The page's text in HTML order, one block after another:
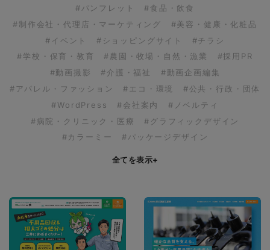
#パンフレット
#食品・飲食
#制作会社・代理店・マーケティング
#美容・健康・化粧品
#イベント
#ショッピングサイト
#チラシ
#学校・保育・教育
#農園・牧場・自然・漁業
#採用PR
#動画撮影
#介護・福祉
#動画企画編集
#アパレル・ファッション
#エコ・環境
#公共・行政・団体
#WordPress
#会社案内
#ノベルティ
#病院・クリニック・医療
#グラフィックデザイン
#カラーミー
#パッケージデザイン
全てを表示+